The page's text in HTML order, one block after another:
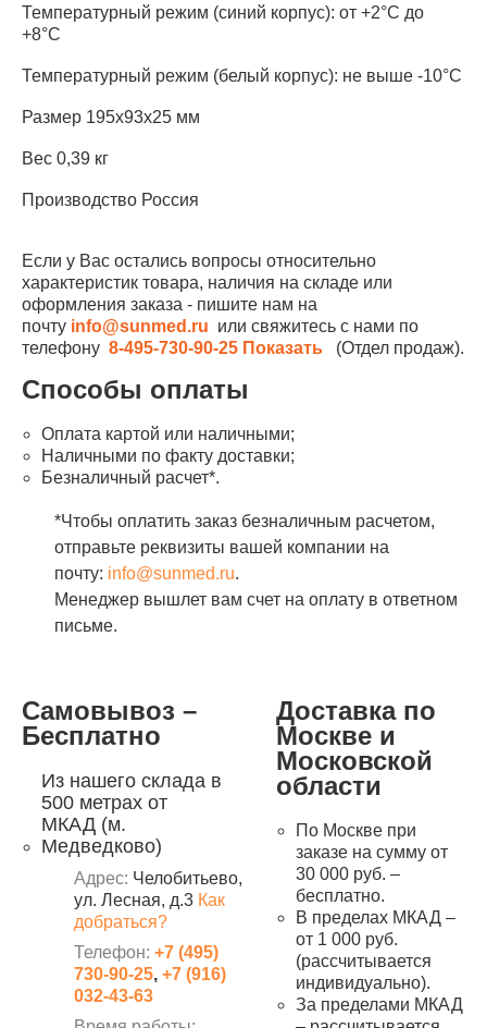
Температурный режим (синий корпус): от +2°С до
+8°С
Температурный режим (белый корпус): не выше -10°С
Размер 195x93x25 мм
Вес 0,39 кг
Производство Россия
Если у Вас остались вопросы относительно
характеристик товара, наличия на складе или
оформления заказа - пишите нам на
почту info@sunmed.ru или свяжитесь с нами по
телефону 8-495-730-90-25 Показать (Отдел продаж).
Способы оплаты
Оплата картой или наличными;
Наличными по факту доставки;
Безналичный расчет*.
*Чтобы оплатить заказ безналичным расчетом,
отправьте реквизиты вашей компании на
почту: info@sunmed.ru.
Менеджер вышлет вам счет на оплату в ответном
письме.
Самовывоз –
Бесплатно
Из нашего склада в
500 метрах от
МКАД (м.
Медведково)
Адрес: Челобитьево,
ул. Лесная, д.3 Как
добраться?
Телефон: +7 (495)
730-90-25, +7 (916)
032-43-63
Доставка по
Москве и
Московской
области
По Москве при
заказе на сумму от
30 000 руб. –
бесплатно.
В пределах МКАД –
от 1 000 руб.
(рассчитывается
индивидуально).
За пределами МКАД